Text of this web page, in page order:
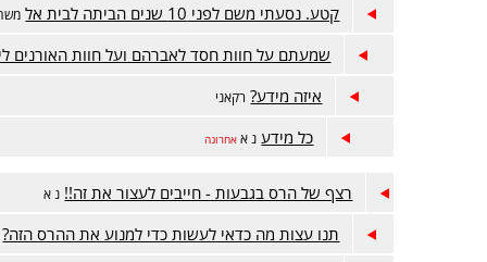
קטע. נסעתי משם לפני 10 שנים הביתה לבית אל
שמעתם על חוות חסד לאברהם ועל חוות האורנים
איזה מידע? רקאני
כל מידע נ א אחרונה
רצף של הרס בגבעות - חייבים לעצור את זה!! נ א
תנו עצות מה כדאי לעשות כדי למנוע את ההרס הזה?